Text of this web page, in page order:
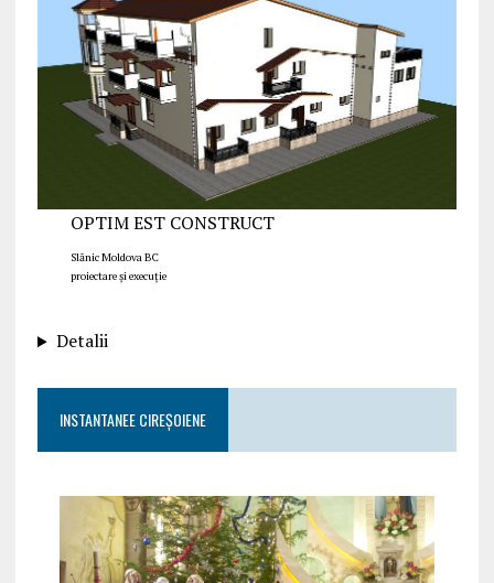
OPTIM EST CONSTRUCT
Slănic Moldova BC
proiectare și execuție
Detalii
INSTANTANEE CIREȘOIENE